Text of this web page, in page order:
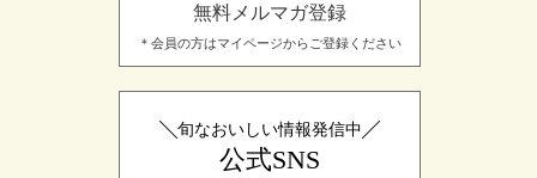
無料メルマガ登録
＊会員の方はマイページからご登録ください
旬なおいしい情報発信中
公式SNS